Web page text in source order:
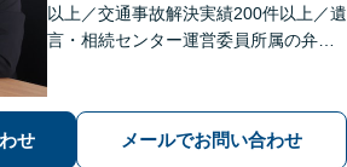
以上／交通事故解決実績200件以上／遺
言・相続センター運営委員所属の弁護
ください。きめ細やかで丁寧な対応が
モットーです。
せ メールでお問い合わせ